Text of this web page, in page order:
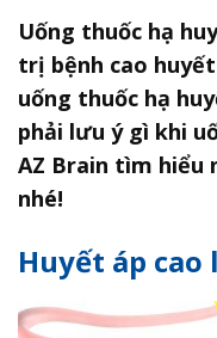
Uống thuốc hạ
trị bệnh cao
uống thuốc hạ
phải lưu ý gì khi
AZ Brain tìm hiểu
nhé!
Huyết áp cao